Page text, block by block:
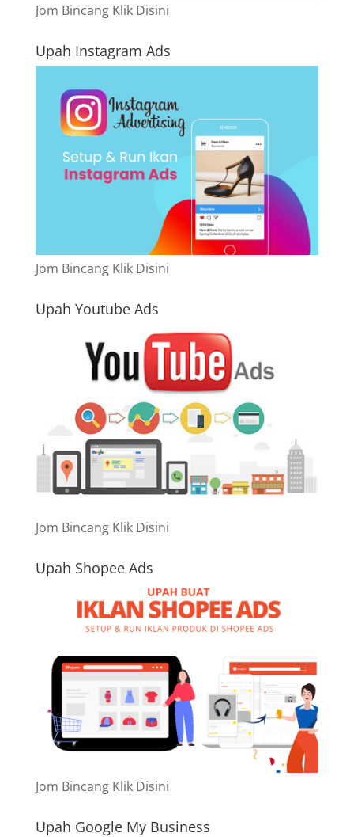
Jom Bincang Klik Disini
Upah Instagram Ads
Jom Bincang Klik Disini
Upah Youtube Ads
Jom Bincang Klik Disini
Upah Shopee Ads
Jom Bincang Klik Disini
Upah Google My Business